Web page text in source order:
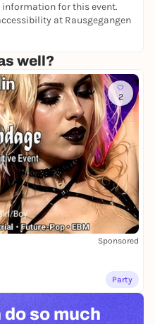
stehend auf
voran, das nicht
Serpentinen Angst
ans Maxim
ersten Mal führt sie im
Lamin Leroy Gibba
for this event.
at Rausgegangen
well?
2
Sponsored
Party
do so much